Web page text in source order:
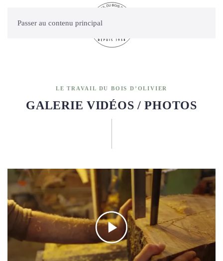
Passer au contenu principal
LE TRAVAIL DU BOIS D’OLIVIER
GALERIE VIDÉOS / PHOTOS